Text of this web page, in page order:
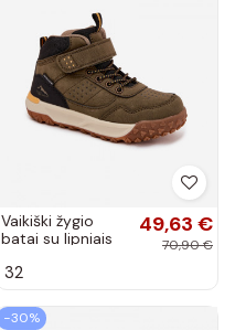
Vaikiški žygio
batai su lipniais
spalvos "Pavisse"
49,63 €
70,90 €
32
−30%